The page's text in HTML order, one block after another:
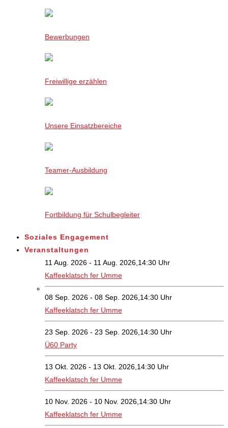
Bewerbungen
Freiwillige erzählen
Unsere Einsatzbereiche
Teamer-Ausbildung
Fortbildung für Schulbegleiter
Soziales Engagement
Veranstaltungen
11 Aug. 2026 - 11 Aug. 2026,14:30 Uhr
Kaffeeklatsch fer Umme
08 Sep. 2026 - 08 Sep. 2026,14:30 Uhr
Kaffeeklatsch fer Umme
23 Sep. 2026 - 23 Sep. 2026,14:30 Uhr
Ü60 Party
13 Okt. 2026 - 13 Okt. 2026,14:30 Uhr
Kaffeeklatsch fer Umme
10 Nov. 2026 - 10 Nov. 2026,14:30 Uhr
Kaffeeklatsch fer Umme